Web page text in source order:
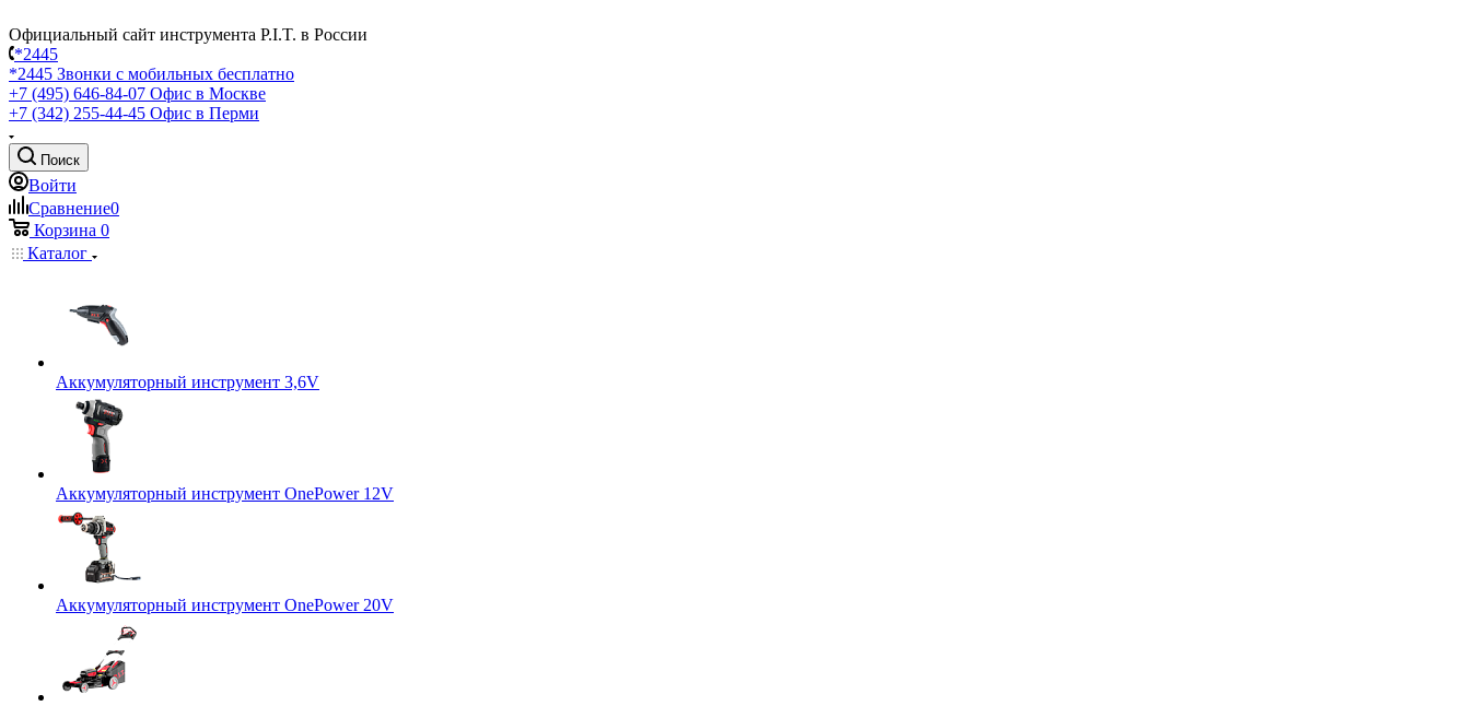
Официальный сайт инструмента P.I.T. в России
*2445
*2445 Звонки с мобильных бесплатно
+7 (495) 646-84-07 Офис в Москве
+7 (342) 255-44-45 Офис в Перми
Поиск
Войти
Сравнение0
Корзина 0
Каталог
Аккумуляторный инструмент 3,6V
Аккумуляторный инструмент OnePower 12V
Аккумуляторный инструмент OnePower 20V